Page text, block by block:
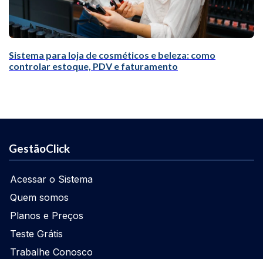
Sistema para loja de cosméticos e beleza: como
controlar estoque, PDV e faturamento
GestãoClick
Acessar o Sistema
Quem somos
Planos e Preços
Teste Grátis
Trabalhe Conosco